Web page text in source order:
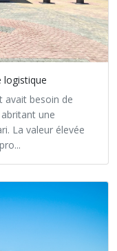
logistique
avait besoin de
une
La valeur élevée